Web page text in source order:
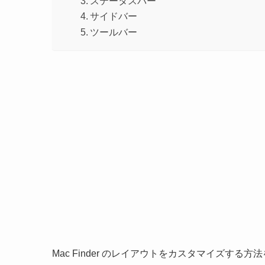
サイドバー
ツールバー
Mac Finder のレイアウトをカスタマイズする方法